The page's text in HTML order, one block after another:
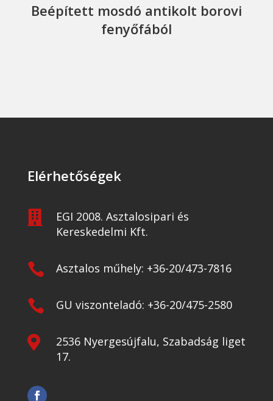
Beépített mosdó antikolt borovi
fenyőfából
Elérhetőségek

EGI 2008. Asztalosipari és
Kereskedelmi Kft.
 Asztalos műhely: +36-20/473-7816
 GU viszonteladó: +36-20/475-2580

2536 Nyergesújfalu, Szabadság liget
17.